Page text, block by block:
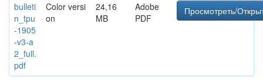
bulleti
n_tpu
-1905
-v3-a
2_full.
pdf
Color versi
on
24,16
MB
Adobe
PDF
Просмотреть/